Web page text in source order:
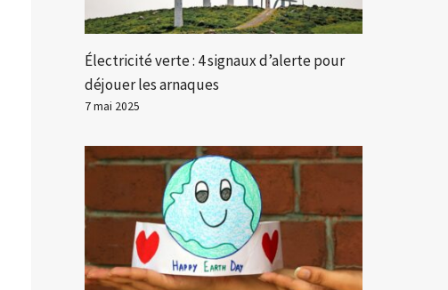
Électricité verte : 4 signaux d’alerte pour
déjouer les arnaques
7 mai 2025